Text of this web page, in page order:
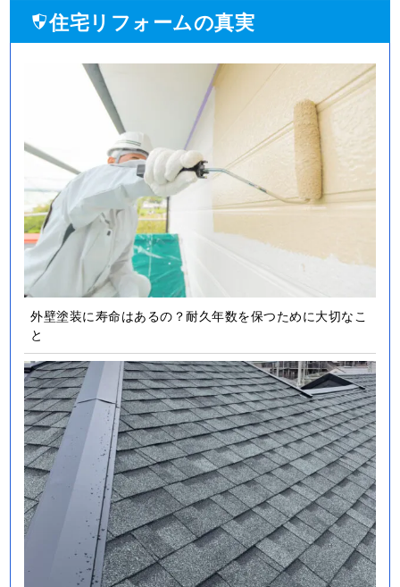
住宅リフォームの真実
外壁塗装に寿命はあるの？耐久年数を保つために大切なこ
と